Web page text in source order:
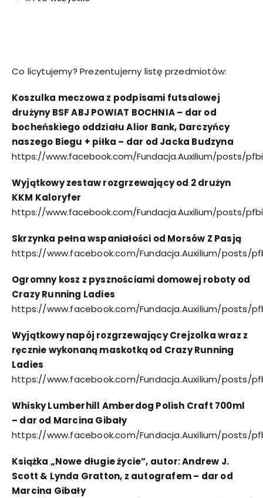
Co licytujemy? Prezentujemy listę przedmiotów:
Koszulka meczowa z podpisami futsalowej
drużyny BSF ABJ POWIAT BOCHNIA – dar od
bocheńskiego oddziału Alior Bank, Darczyńcy
naszego Biegu + piłka – dar od Jacka Budzyna
https://www.facebook.com/Fundacja.Auxilium/posts/
Wyjątkowy zestaw rozgrzewający od 2 drużyn
KKM Kaloryfer
https://www.facebook.com/Fundacja.Auxilium/posts/
Skrzynka pełna wspaniałości od Morsów Z Pasją
https://www.facebook.com/Fundacja.Auxilium/posts/
Ogromny kosz z pysznościami domowej roboty od
Crazy Running Ladies
https://www.facebook.com/Fundacja.Auxilium/posts/
Wyjątkowy napój rozgrzewający Crejzolka wraz z
ręcznie wykonaną maskotką od Crazy Running
Ladies
https://www.facebook.com/Fundacja.Auxilium/posts/
Whisky Lumberhill Amberdog Polish Craft 700ml
– dar od Marcina Gibały
https://www.facebook.com/Fundacja.Auxilium/posts/
Książka „Nowe długie życie”, autor: Andrew J.
Scott & Lynda Gratton, z autografem – dar od
Marcina Gibały